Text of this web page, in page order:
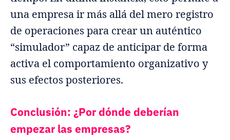
una empresa ir más allá del mero registro
de operaciones para crear un auténtico
“simulador” capaz de anticipar de forma
activa el comportamiento organizativo y
sus efectos posteriores.
Conclusión: ¿Por dónde deberían
empezar las empresas?